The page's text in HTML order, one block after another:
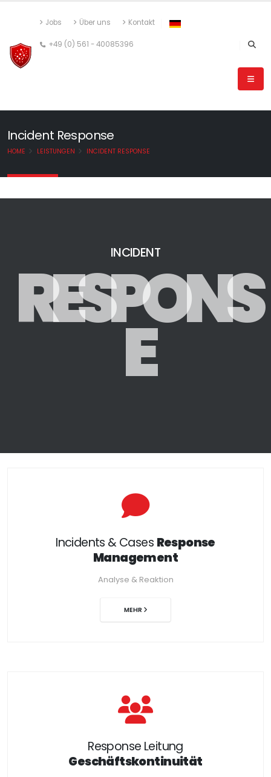
Jobs Über uns Kontakt
+49 (0) 561 - 40085396
Incident Response
HOME LEISTUNGEN INCIDENT RESPONSE
INCIDENT
RESPONS
E
Incidents & Cases Response
Management
Analyse & Reaktion
MEHR
Response Leitung
Geschäftskontinuität